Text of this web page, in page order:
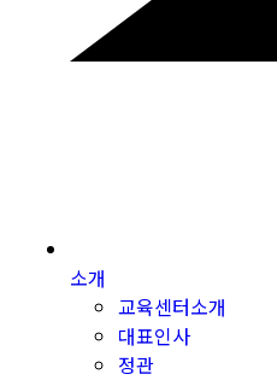
소개
교육센터소개
대표인사
정관